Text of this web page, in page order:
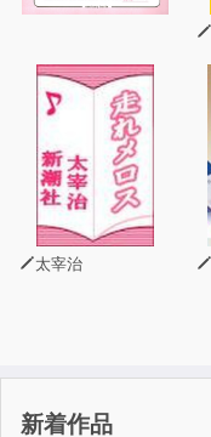
太宰治
新着作品